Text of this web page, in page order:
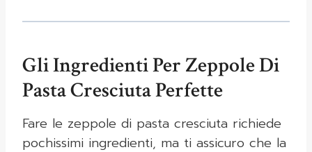
Gli Ingredienti Per Zeppole Di
Pasta Cresciuta Perfette
Fare le zeppole di pasta cresciuta richiede
pochissimi ingredienti, ma ti assicuro che la